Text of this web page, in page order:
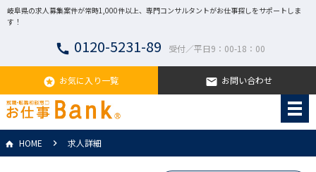
岐阜県の求人募集案件が常時1,000件以上、専門コンサルタントがお仕事探しをサポートしま
す！
call 0120-5231-89 受付／平日9：00-18：00
stars お気に入り一覧 email お問い合わせ
HOME 求人詳細